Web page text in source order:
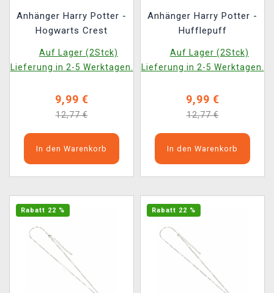
Anhänger Harry Potter -
Hogwarts Crest
Auf Lager (2Stck)
Lieferung in 2-5 Werktagen.
9,99 €
12,77 €
In den Warenkorb
Anhänger Harry Potter -
Hufflepuff
Auf Lager (2Stck)
Lieferung in 2-5 Werktagen.
9,99 €
12,77 €
In den Warenkorb
Rabatt 22 % Rabatt 22 %